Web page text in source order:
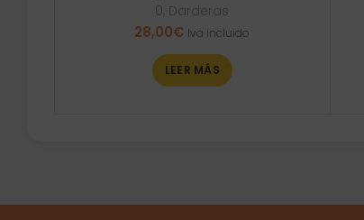
0, Darderas
28,00€ Iva incluido
LEER MÁS